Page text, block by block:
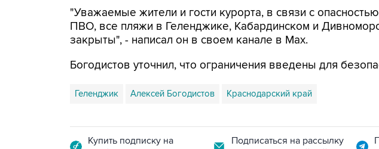
"Уважаемые жители и гости курорта, в связи с
ПВО, все пляжи в Геленджике, Кабардинском и
закрыты", - написал он в своем канале в Max.
Богодистов уточнил, что ограничения введены для
Геленджик Алексей Богодистов Краснодарский край
Купить подписку на
Подписаться на рассылку